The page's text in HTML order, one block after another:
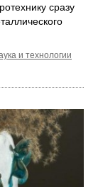
сразу
и технологии